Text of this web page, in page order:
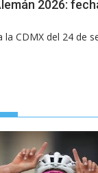
2026:
la CDMX del 24 de